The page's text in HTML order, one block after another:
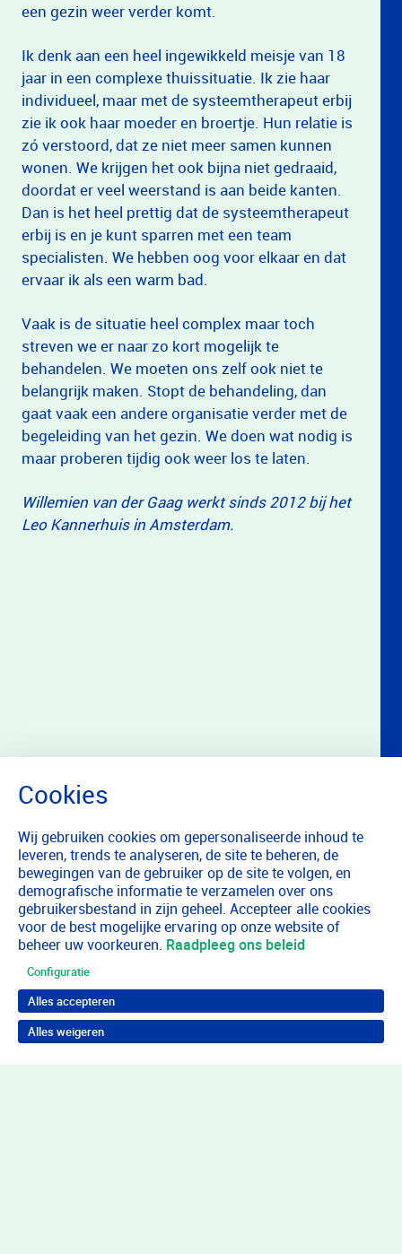
een gezin weer verder komt.
Ik denk aan een heel ingewikkeld meisje van 18
jaar in een complexe thuissituatie. Ik zie haar
individueel, maar met de systeemtherapeut erbij
zie ik ook haar moeder en broertje. Hun relatie is
zó verstoord, dat ze niet meer samen kunnen
wonen. We krijgen het ook bijna niet gedraaid,
doordat er veel weerstand is aan beide kanten.
Dan is het heel prettig dat de systeemtherapeut
erbij is en je kunt sparren met een team
specialisten. We hebben oog voor elkaar en dat
ervaar ik als een warm bad.
Vaak is de situatie heel complex maar toch
streven we er naar zo kort mogelijk te
behandelen. We moeten ons zelf ook niet te
belangrijk maken. Stopt de behandeling, dan
gaat vaak een andere organisatie verder met de
begeleiding van het gezin. We doen wat nodig is
maar proberen tijdig ook weer los te laten.
Willemien van der Gaag werkt sinds 2012 bij het
Leo Kannerhuis in Amsterdam.
Wij gebruiken cookies om gepersonaliseerde inhoud te
leveren, trends te analyseren, de site te beheren, de
bewegingen van de gebruiker op de site te volgen, en
demografische informatie te verzamelen over ons
gebruikersbestand in zijn geheel. Accepteer alle cookies
voor de best mogelijke ervaring op onze website of
beheer uw voorkeuren. Raadpleeg ons beleid
Configuratie
Alles accepteren
Alles weigeren